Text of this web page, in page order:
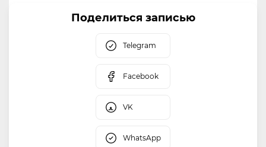
Поделиться записью
Telegram
Facebook
VK
WhatsApp